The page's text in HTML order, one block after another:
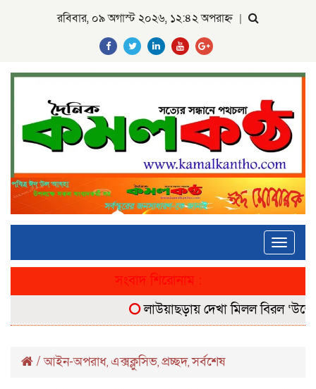
রবিবার, ০৯ অগাস্ট ২০২৬, ১২:৪২ অপরাহ্ন |
Toggle
সংবাদ শিরোনাম :
লাউয়াছড়ায় দেখা মিলল বিরল
/আইন-অপরাধ, এক্সক্লুসিভ, প্রচ্ছদ,সর্বশেষ